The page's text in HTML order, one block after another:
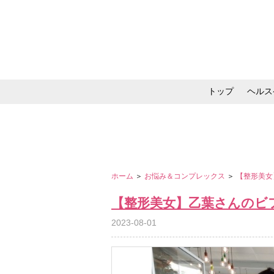
トップ ヘル
ホーム ＞ お悩み＆コンプレックス ＞ 【整形美
【整形美女】乙葉さんの
2023-08-01